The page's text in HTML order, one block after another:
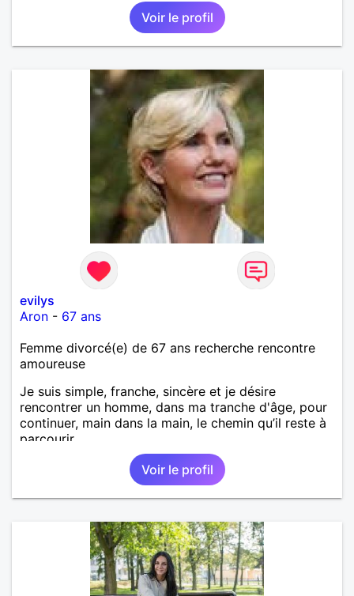
Voir le profil
evilys
Aron - 67 ans
Femme divorcé(e) de 67 ans recherche rencontre
amoureuse
Je suis simple, franche, sincère et je désire
rencontrer un homme, dans ma tranche d'âge, pour
continuer, main dans la main, le chemin qu’il reste à
parcourir.
Voir le profil